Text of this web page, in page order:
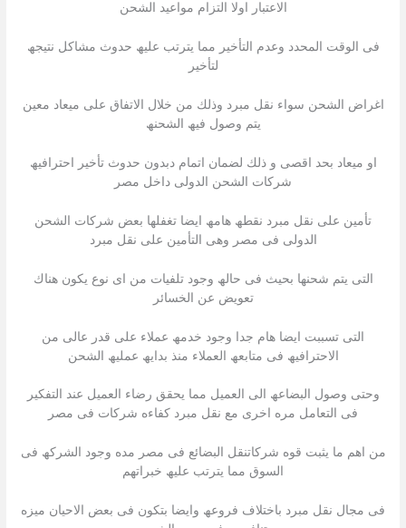
الاعتبار اولا التزام مواعید الشحن
فى الوقت المحدد وعدم التأخیر مما یترتب علیھ حدوث مشاكل نتیجھ
لتأخیر
اغراض الشحن سواء نقل مبرد وذلك من خلال الاتفاق على میعاد معین
یتم وصول فیھ الشحنھ
او میعاد بحد اقصى و ذلك لضمان اتمام دبدون حدوث تأخیر احترافیھ
شركات الشحن الدولى داخل مصر
تأمین على نقل مبرد نقطھ ھامھ ایضا تغفلھا بعض شركات الشحن
الدولى فى مصر وھى التأمین على نقل مبرد
التى یتم شحنھا بحیث فى حالھ وجود تلفیات من اى نوع یكون ھناك
تعویض عن الخسائر
التى تسببت ایضا ھام جدا وجود خدمھ عملاء على قدر عالى من
الاحترافیھ فى متابعھ العملاء منذ بدایھ عملیھ الشحن
وحتى وصول البضاعھ الى العمیل مما یحقق رضاء العمیل عند التفكیر
فى التعامل مره اخرى مع نقل مبرد كفاءه شركات فى مصر
من اھم ما یثبت قوه شركاتنقل البضائع فى مصر مده وجود الشركھ فى
السوق مما یترتب علیھ خبراتھم
فى مجال نقل مبرد باختلاف فروعھ وایضا بتكون فى بعض الاحیان میزه